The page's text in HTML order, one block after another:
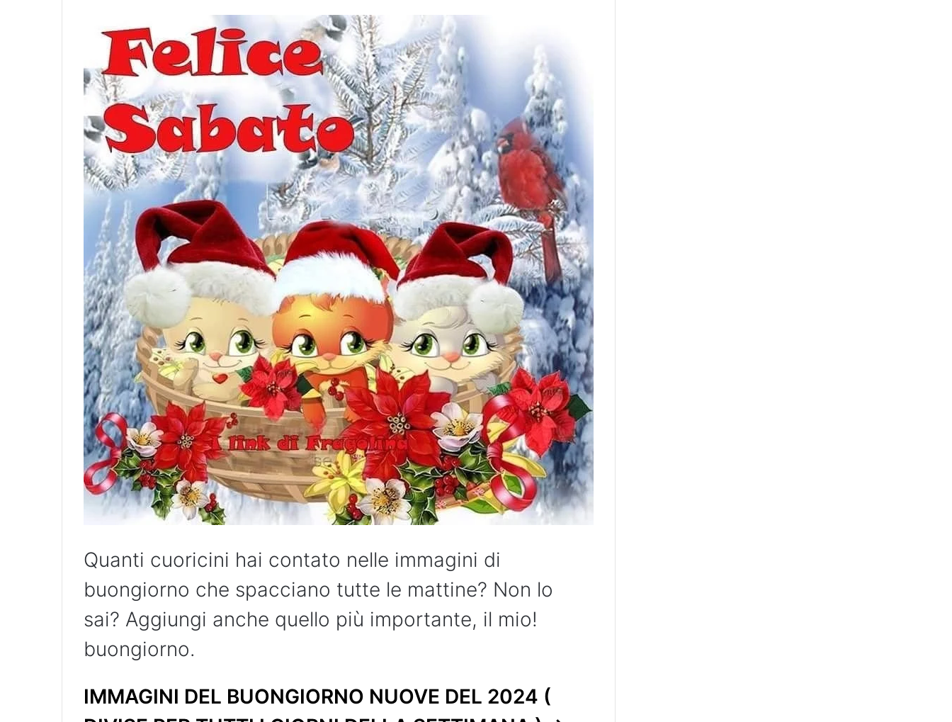
Quanti cuoricini hai contato nelle immagini di
buongiorno che spacciano tutte le mattine? Non lo
sai? Aggiungi anche quello più importante, il mio!
buongiorno.
IMMAGINI DEL BUONGIORNO NUOVE DEL 2024 (